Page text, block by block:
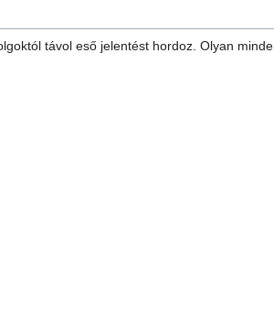
távol eső jelentést hordoz. Olyan